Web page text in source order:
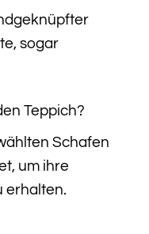
sogar
Teppich?
Schafen
um ihre
erhalten.